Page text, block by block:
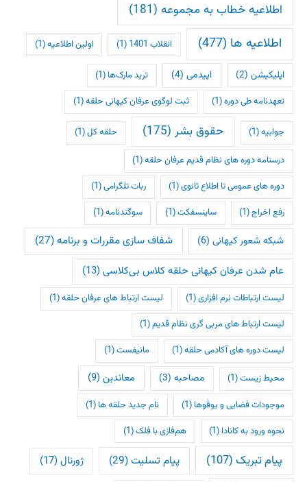
اطلاعیه خطاب به مجموعه (181)
اطلاعیه ها (477) انقلاب 1401 (1) اولین اطلاعیه(1)
اپلیکیشن (2) اپیدمی(4) ترید مارک‌ها (1)
تعهدنامه طی دوره(1) ثبت لوگوی عرفان کیهانی حلقه(1)
جوابیه(1) حقوق بشر (175) حلقه کل(1)
درسنامه دوره های نظام قدیم عرفان حلقه(1)
دوره های عمومی تا اطلاع ثانوی(1) ربات تلگرامی(1)
رفع اخراج(1) ساینسفکت(1) سوگندنامه(1)
شبکه شعور کیهانی(6) شفاف سازی مقررات و برنامه(27)
عام شدن عرفان کیهانی حلقه کلاس بی‌کلاسی (13)
لیست ارتباطات نرم افزاری(1) لیست ارتباط های عرفان حلقه(1)
لیست ارتباط های مربی گری نظام قدیم(1)
لیست دوره های آکادمی حلقه(1) مانیفست(1)
محیط زیست(1) مصاحبه(3) معاندین(9)
موجودات فضایی و یوفوها (1) نام جدید حلقه ها (1)
نحوه ورود به کانادا (1) هم‌فازی با فلک(1)
پیام تبریک(107) پیام تسلیت(29) ژورنال(17)